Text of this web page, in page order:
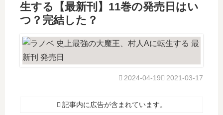
生する【最新刊】11巻の発売日はい
つ？完結した？
2021-03-17
2024-04-19
記事内に広告が含まれています。